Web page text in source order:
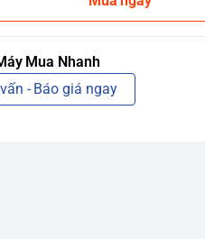
Mua Nhanh
- Báo giá ngay